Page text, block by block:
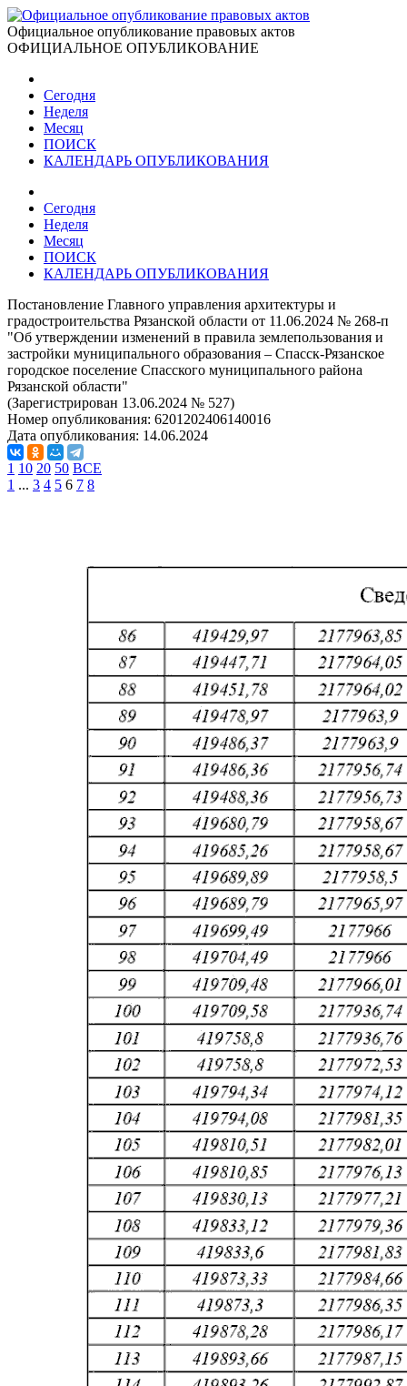
Официальное опубликование правовых актов
ОФИЦИАЛЬНОЕ ОПУБЛИКОВАНИЕ
Сегодня
Неделя
Месяц
ПОИСК
КАЛЕНДАРЬ ОПУБЛИКОВАНИЯ
Сегодня
Неделя
Месяц
ПОИСК
КАЛЕНДАРЬ ОПУБЛИКОВАНИЯ
Постановление Главного управления архитектуры и
градостроительства Рязанской области от 11.06.2024 № 268-п
"Об утверждении изменений в правила землепользования и
застройки муниципального образования – Спасск-Рязанское
городское поселение Спасского муниципального района
Рязанской области"
(Зарегистрирован 13.06.2024 № 527)
Номер опубликования: 6201202406140016
Дата опубликования: 14.06.2024
1 10 20 50 ВСЕ
1 ... 3 4 5 6 7 8